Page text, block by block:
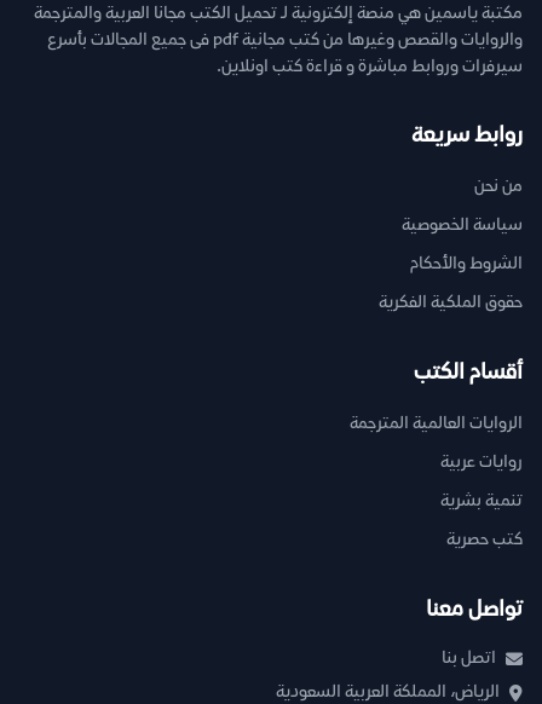
مكتبة ياسمين هي منصة إلكترونية لـ تحميل الكتب مجانا العربية والمترجمة
والروايات والقصص وغيرها من كتب مجانية pdf فى جميع المجالات بأسرع
سيرفرات وروابط مباشرة و قراءة كتب اونلاين.
روابط سريعة
من نحن
سياسة الخصوصية
الشروط والأحكام
حقوق الملكية الفكرية
أقسام الكتب
الروايات العالمية المترجمة
روايات عربية
تنمية بشرية
كتب حصرية
تواصل معنا
اتصل بنا
الرياض، المملكة العربية السعودية